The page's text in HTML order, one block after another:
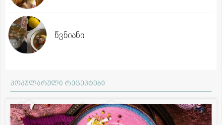
წვნიანი
პოპულარული რეცეპტები